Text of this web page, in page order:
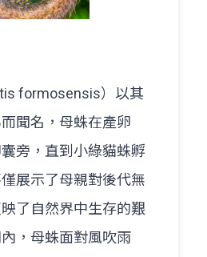
formosensis）以其
聞名，母蛛在產卵
旁，直到小綠貓蛛孵
展示了母親對後代無
了自然界中生存的艱
，母蛛面對風吹雨